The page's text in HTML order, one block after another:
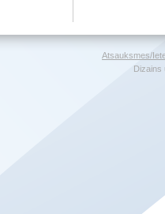
Atsauksmes/
Dizains